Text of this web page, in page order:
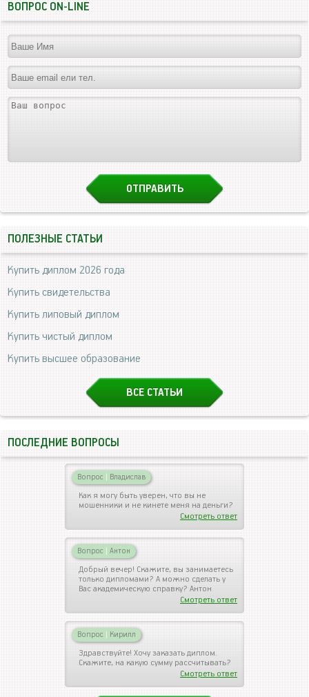
ВОПРОС ON-LINE
ПОЛЕЗНЫЕ СТАТЬИ
Купить диплом 2026 года
Купить свидетельства
Купить липовый диплом
Купить чистый диплом
Купить высшее образование
ВСЕ СТАТЬИ
ПОСЛЕДНИЕ ВОПРОСЫ
Вопрос | Владислав
Как я могу быть уверен, что вы не
мошенники и не кинете меня на деньги?
Смотреть ответ
Вопрос | Антон
Добрый вечер! Скажите, вы занимаетесь
только дипломами? А можно сделать у
Вас академическую справку? Антон
Смотреть ответ
Вопрос | Кирилл
Здравствуйте! Хочу заказать диплом.
Скажите, на какую сумму рассчитывать?
Смотреть ответ